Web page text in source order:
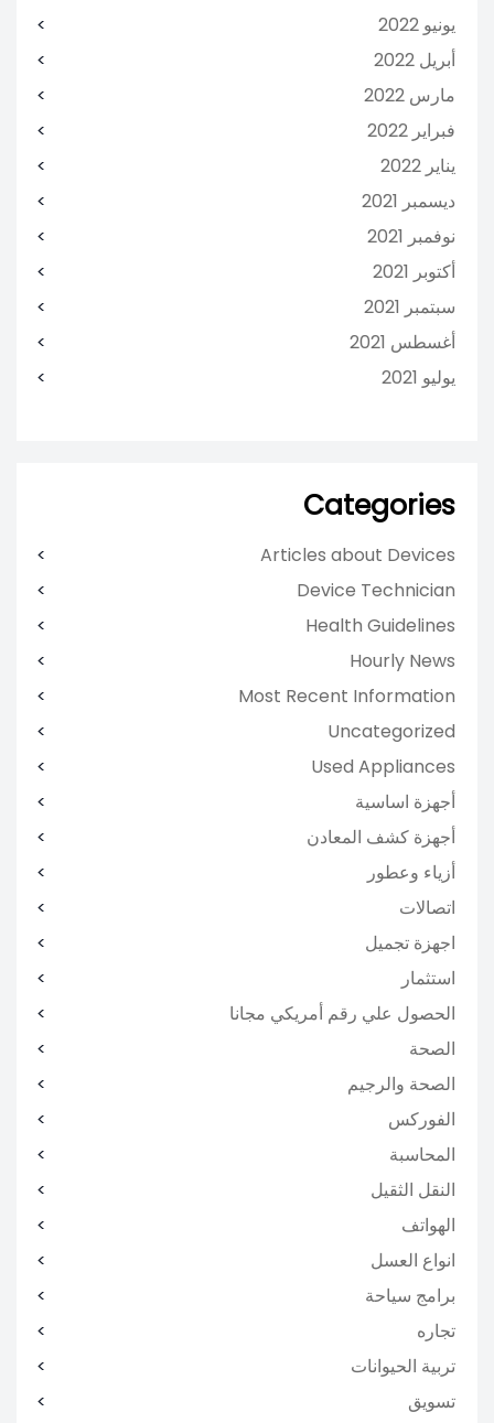
يونيو 2022
أبريل 2022
مارس 2022
فبراير 2022
يناير 2022
ديسمبر 2021
نوفمبر 2021
أكتوبر 2021
سبتمبر 2021
أغسطس 2021
يوليو 2021
Categories
Articles about Devices
Device Technician
Health Guidelines
Hourly News
Most Recent Information
Uncategorized
Used Appliances
أجهزة اساسية
أجهزة كشف المعادن
أزياء وعطور
اتصالات
اجهزة تجميل
استثمار
الحصول علي رقم أمريكي مجانا
الصحة
الصحة والرجيم
الفوركس
المحاسبة
النقل الثقيل
الهواتف
انواع العسل
برامج سياحة
تجاره
تربية الحيوانات
تسويق